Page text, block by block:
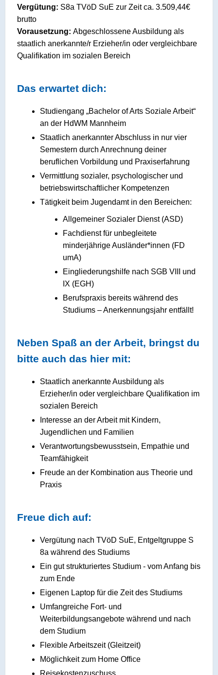
Vergütung: S8a TVöD SuE zur Zeit ca. 3.509,44€
brutto
Vorausetzung: Abgeschlossene Ausbildung als
staatlich anerkannte/r Erzieher/in oder vergleichbare
Qualifikation im sozialen Bereich
Das erwartet dich:
Studiengang „Bachelor of Arts Soziale Arbeit“
an der HdWM Mannheim
Staatlich anerkannter Abschluss in nur vier
Semestern durch Anrechnung deiner
beruflichen Vorbildung und Praxiserfahrung
Vermittlung sozialer, psychologischer und
betriebswirtschaftlicher Kompetenzen
Tätigkeit beim Jugendamt in den Bereichen:
Allgemeiner Sozialer Dienst (ASD)
Fachdienst für unbegleitete
minderjährige Ausländer*innen (FD
umA)
Eingliederungshilfe nach SGB VIII und
IX (EGH)
Berufspraxis bereits während des
Studiums – Anerkennungsjahr entfällt!
Neben Spaß an der Arbeit, bringst du
bitte auch das hier mit:
Staatlich anerkannte Ausbildung als
Erzieher/in oder vergleichbare Qualifikation im
sozialen Bereich
Interesse an der Arbeit mit Kindern,
Jugendlichen und Familien
Verantwortungsbewusstsein, Empathie und
Teamfähigkeit
Freude an der Kombination aus Theorie und
Praxis
Freue dich auf:
Vergütung nach TVöD SuE, Entgeltgruppe S
8a während des Studiums
Ein gut strukturiertes Studium - vom Anfang bis
zum Ende
Eigenen Laptop für die Zeit des Studiums
Umfangreiche Fort- und
Weiterbildungsangebote während und nach
dem Studium
Flexible Arbeitszeit (Gleitzeit)
Möglichkeit zum Home Office
Reisekostenzuschuss